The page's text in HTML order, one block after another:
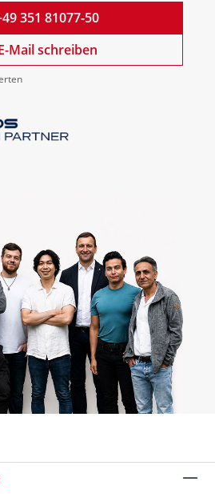
351 81077-50
Mail schreiben